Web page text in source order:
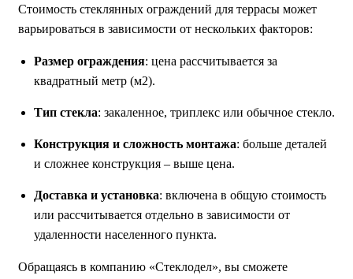
Стоимость стеклянных ограждений для террасы может
варьироваться в зависимости от нескольких факторов:
Размер ограждения: цена рассчитывается за
квадратный метр (м2).
Тип стекла: закаленное, триплекс или обычное стекло.
Конструкция и сложность монтажа: больше деталей
и сложнее конструкция – выше цена.
Доставка и установка: включена в общую стоимость
или рассчитывается отдельно в зависимости от
удаленности населенного пункта.
Обращаясь в компанию «Стеклодел», вы сможете